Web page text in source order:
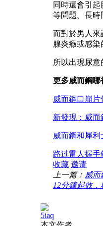
同時還會引
等問題。長時
而對於男人來
腺炎癥或感染
所以出現尿
更多威而鋼哪
威而鋼口崩
新發現：威
威而鋼和犀
路过雷人 握手
收藏 邀请
上一篇： 威而
12分鐘起效
5iaq